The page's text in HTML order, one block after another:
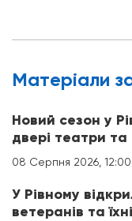
Матерiали
Новий сезон у
двері театри та
08 Серпня 2026, 12:00
У Рівному
ветеранів та